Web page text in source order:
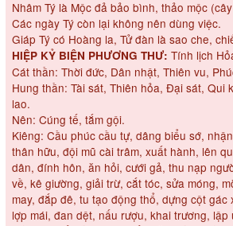
Nhâm Tý là Mộc đả bảo bình, thảo mộc
Các ngày Tý còn lại không nên dùng việc.
Giáp Tý có Hoàng la, Tử đàn là sao che,
HIỆP KỶ BIỆN PHƯƠNG THƯ: Tính lịch
Cát thần: Thời đức, Dân nhật, Thiên vu,
Hung thần: Tài sát, Thiên hỏa, Đại sát, Qui
lao.
Nên: Cúng tế, tắm gội.
Kiêng: Cầu phúc cầu tự, dâng biểu sớ,
thân hữu, đội mũ cài trâm, xuất hành, lên
dân, đính hôn, ăn hỏi, cưới gả, thu nạp
về, kê giường, giải trừ, cắt tóc, sửa móng,
may, đắp đê, tu tạo động thổ, dựng cột gác
lợp mái, đan dệt, nấu rượu, khai trương,